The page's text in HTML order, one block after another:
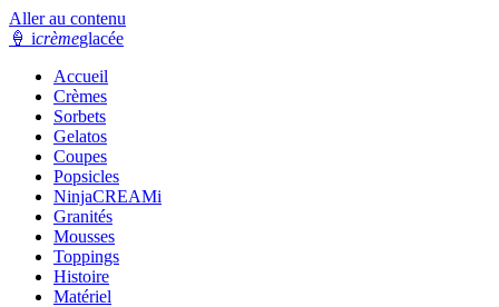
Aller au contenu
🍦 icrèmeglacée
Accueil
Crèmes
Sorbets
Gelatos
Coupes
Popsicles
NinjaCREAMi
Granités
Mousses
Toppings
Histoire
Matériel